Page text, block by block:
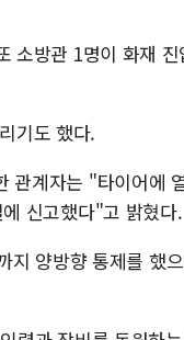
소방관 1명이 화재
기도 했다.
관계자는 "타이어에
신고했다"고 밝혔다.
지 양방향 통제를 했